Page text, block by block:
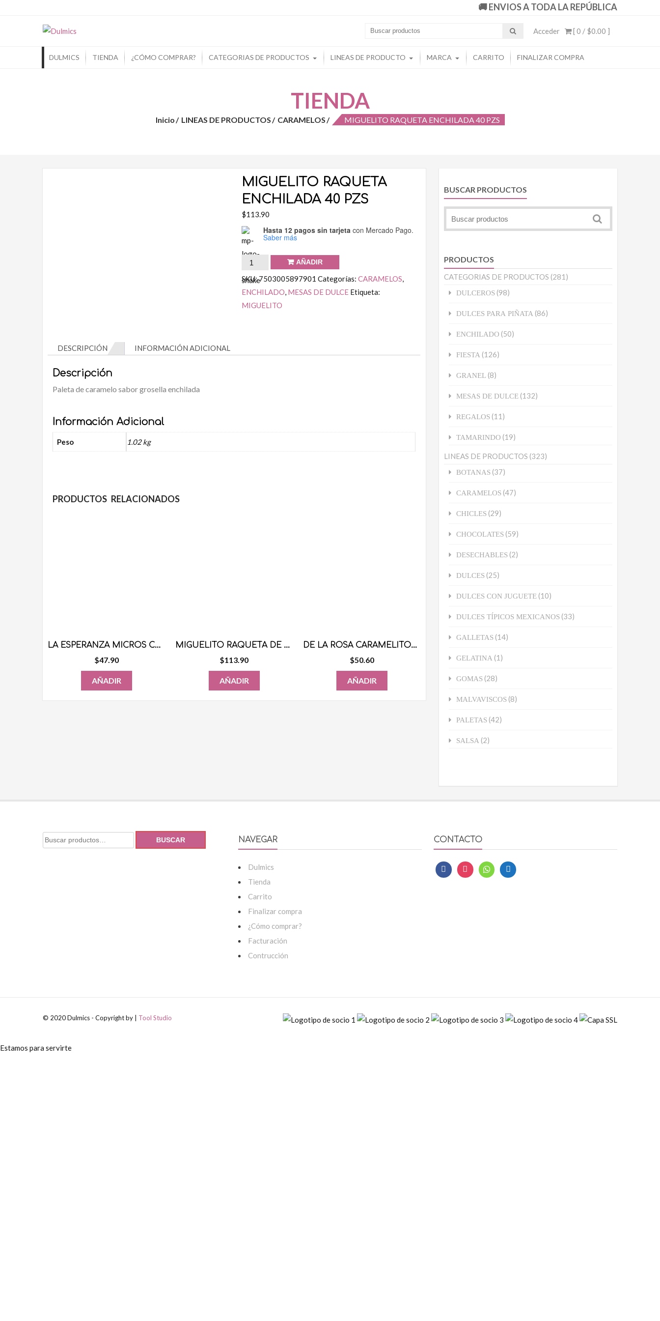
🚚 ENVIOS A TODA LA REPÚBLICA
[ 0 / $0.00 ]
Acceder
DULMICS TIENDA ¿CÓMO COMPRAR? CATEGORIAS DE PRODUCTOS LINEAS DE PRODUCTO MARCA CARRITO FINALIZAR COMPRA
TIENDA
Inicio LINEAS DE PRODUCTOS CARAMELOS MIGUELITO RAQUETA ENCHILADA 40 PZS
MIGUELITO RAQUETA
ENCHILADA 40 PZS
$113.90
Hasta 12 pagos sin tarjeta con Mercado Pago.
Saber más
AÑADIR
SKU:7503005897901 Categorías:CARAMELOS,
ENCHILADO, MESAS DE DULCE Etiqueta:
MIGUELITO
DESCRIPCIÓN INFORMACIÓN ADICIONAL
Descripción
Paleta de caramelo sabor grosella enchilada
Información Adicional
Peso 1.02 kg
PRODUCTOS RELACIONADOS
LA ESPERANZA MICROS CARAMEL 400 GRS
$47.90
AÑADIR
MIGUELITO RAQUETA DE MENTA 40 PZS
$113.90
AÑADIR
DE LA ROSA CARAMELITOS SURTIDOS 100 PZS
$50.60
AÑADIR
BUSCAR PRODUCTOS
PRODUCTOS
CATEGORIAS DE PRODUCTOS (281)
DULCEROS (98)
DULCES PARA PIÑATA (86)
ENCHILADO (50)
FIESTA (126)
GRANEL (8)
MESAS DE DULCE (132)
REGALOS (11)
TAMARINDO (19)
LINEAS DE PRODUCTOS (323)
BOTANAS (37)
CARAMELOS (47)
CHICLES (29)
CHOCOLATES (59)
DESECHABLES (2)
DULCES (25)
DULCES CON JUGUETE (10)
DULCES TÍPICOS MEXICANOS (33)
GALLETAS (14)
GELATINA (1)
GOMAS (28)
MALVAVISCOS (8)
PALETAS (42)
SALSA (2)
BUSCAR NAVEGAR
Dulmics
Tienda
Carrito
Finalizar compra
¿Cómo comprar?
Facturación
Contrucción
CONTACTO
© 2020 Dulmics - Copyright by | Tool Studio
Estamos para servirte